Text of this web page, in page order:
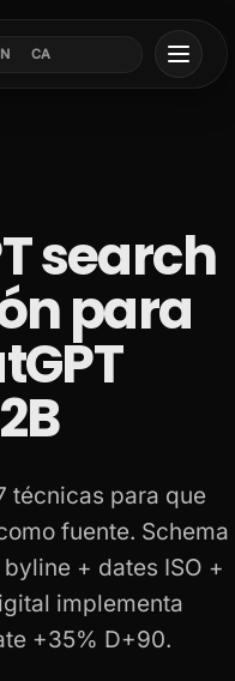
CA
search
para
técnicas para que
fuente. Schema
+ dates ISO +
implementa
+35% D+90.